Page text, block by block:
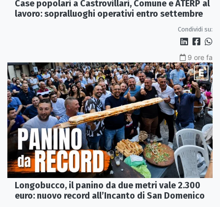
Case popolari a Castrovillari, Comune e ATERP al
lavoro: sopralluoghi operativi entro settembre
Condividi su:
9 ore fa
Longobucco, il panino da due metri vale 2.300
euro: nuovo record all’Incanto di San Domenico